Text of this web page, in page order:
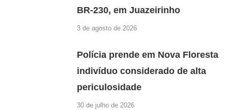
BR-230, em Juazeirinho
3 de agosto de 2026
Polícia prende em Nova Floresta
indivíduo considerado de alta
periculosidade
30 de julho de 2026